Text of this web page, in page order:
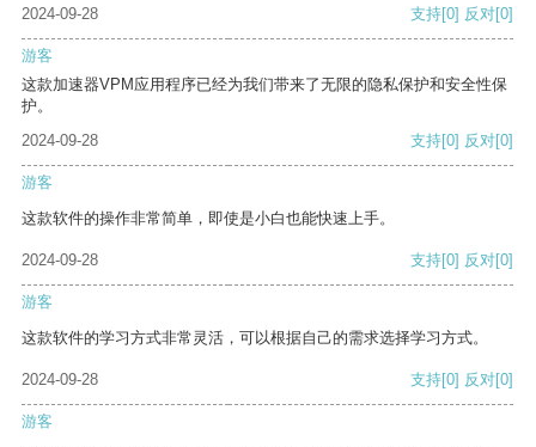
2024-09-28
支持[0] 反对[0]
游客
这款加速器VPM应用程序已经为我们带来了无限的隐私保护和安全性保
护。
2024-09-28
支持[0] 反对[0]
游客
这款软件的操作非常简单，即使是小白也能快速上手。
2024-09-28 支持[0] 反对[0]
游客
这款软件的学习方式非常灵活，可以根据自己的需求选择学习方式。
2024-09-28 支持[0] 反对[0]
游客